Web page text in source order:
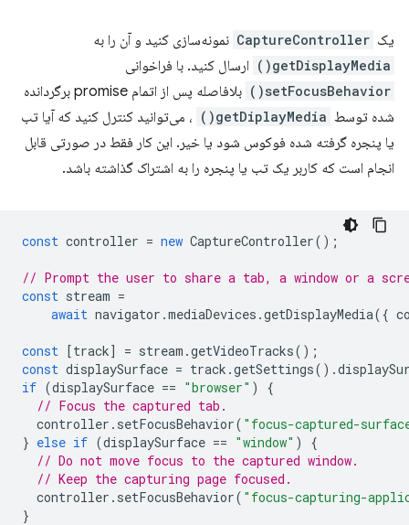
یک CaptureController نمونه‌سازی کنید و آن را به
getDisplayMedia() ارسال کنید. با فراخوانی
setFocusBehavior()
بلافاصله پس از اتمام promise برگردانده
شده توسط getDiplayMedia()
، می‌توانید کنترل کنید که آیا تب
یا پنجره گرفته شده فوکوس شود یا خیر. این کار فقط در صورتی قابل
انجام است که کاربر یک تب یا پنجره را به اشتراک گذاشته باشد.
const controller = new CaptureController();
// Prompt the user to share a tab, a window or a
const stream =
await navigator .mediaDevices .getDisplayMedia({
const [track] = stream .getVideoTracks();
const displaySurface = track .getSettings().
if (displaySurface == "browser" )
{
// Focus the captured tab.
controller . setFocusBehavior( "focus-captured-
} else if (displaySurface == "window" )
{
// Do not move focus to the captured window.
// Keep the capturing page focused.
controller . setFocusBehavior( "focus-capturing-
}